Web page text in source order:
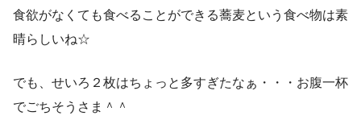
食欲がなくても食べることができる蕎麦という食べ物は素
晴らしいね☆
でも、せいろ２枚はちょっと多すぎたなぁ・・・お腹一杯
でごちそうさま＾＾